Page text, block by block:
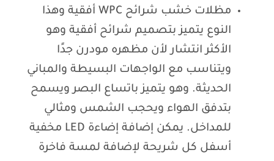
مظلات خشب شرائح WPC أفقية وهذا
النوع يتميز بتصميم شرائح أفقية وهو
الأكثر انتشار لأن مظهره مودرن جدًا
ويتناسب مع الواجهات البسيطة والمباني
الحديثة. وهو يتميز باتساع البصر ويسمح
بتدفق الهواء ويحجب الشمس ومثالي
للمداخل. يمكن إضافة إضاءة LED مخفية
أسفل كل شريحة لإضافة لمسة فاخرة